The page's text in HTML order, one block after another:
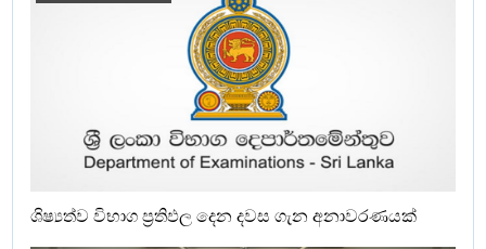
ශිෂ්‍යත්ව විභාග ප්‍රතිඵල දෙන දවස ගැන අනාවරණයක්